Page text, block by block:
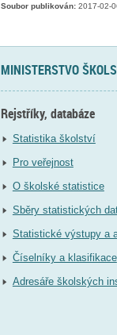
Soubor publikován:2017-02-
MINISTERSTVO
Rejstříky, databáze
Statistika školství
Pro veřejnost
O školské statistice
Sběry statistických
Statistické výstupy a
Číselníky a klasifikace
Adresáře školských